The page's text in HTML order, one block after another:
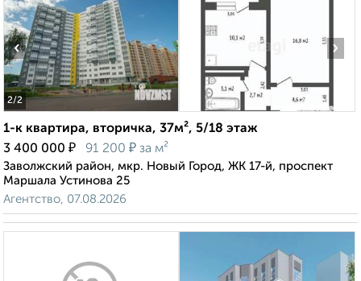
2/2
‹ ›
1-к квартира, вторичка, 37м², 5/18 этаж
3 400 000 ₽ 91 200 ₽ за м²
Заволжский район, мкр. Новый Город, ЖК 17-й, проспект
Маршала Устинова 25
Агентство, 07.08.2026